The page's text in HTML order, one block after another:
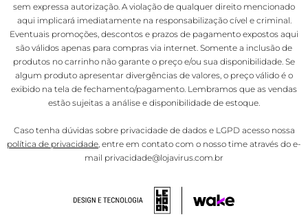
sem expressa autorização. A violação de qualquer direito mencionado
aqui implicará imediatamente na responsabilização cível e criminal.
Eventuais promoções, descontos e prazos de pagamento expostos aqui
são válidos apenas para compras via internet. Somente a inclusão de
produtos no carrinho não garante o preço e/ou sua disponibilidade. Se
algum produto apresentar divergências de valores, o preço válido é o
exibido na tela de fechamento/pagamento. Lembramos que as vendas
estão sujeitas a análise e disponibilidade de estoque.
Caso tenha dúvidas sobre privacidade de dados e LGPD acesso nossa
política de privacidade , entre em contato com o nosso time através do e-
mail privacidade@lojavirus.com.br